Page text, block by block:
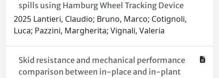
spills using Hamburg Wheel Tracking Device
2025 Lantieri, Claudio; Bruno, Marco; Cotignoli,
Luca; Pazzini, Margherita; Vignali, Valeria
Skid resistance and mechanical performance
comparison between in-place and in-plant